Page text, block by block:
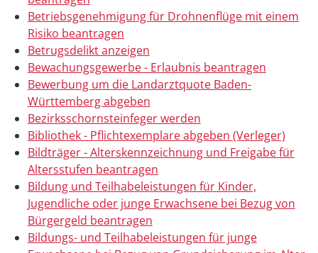
Betriebsgenehmigung für Drohnenflüge mit einem
Risiko beantragen
Betrugsdelikt anzeigen
Bewachungsgewerbe - Erlaubnis beantragen
Bewerbung um die Landarztquote Baden-
Württemberg abgeben
Bezirksschornsteinfeger werden
Bibliothek - Pflichtexemplare abgeben (Verleger)
Bildträger - Alterskennzeichnung und Freigabe für
Altersstufen beantragen
Bildung und Teilhabeleistungen für Kinder,
Jugendliche oder junge Erwachsene bei Bezug von
Bürgergeld beantragen
Bildungs- und Teilhabeleistungen für junge